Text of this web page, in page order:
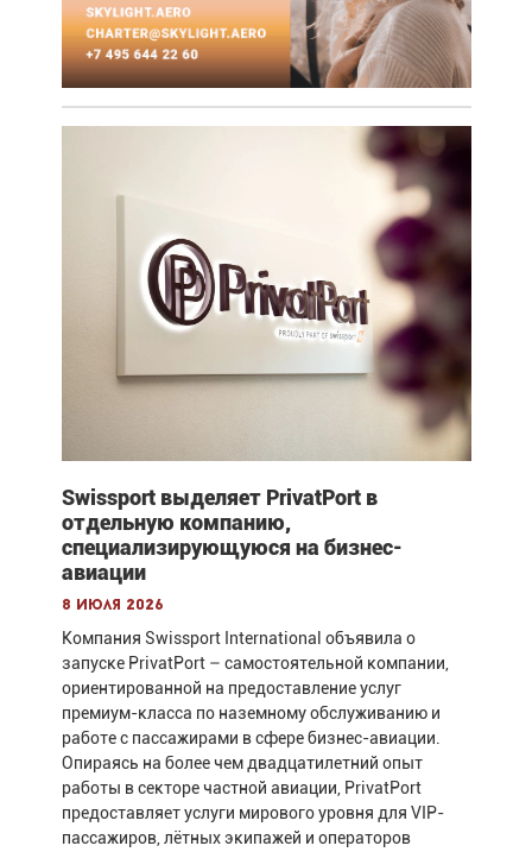
Swissport выделяет PrivatPort в
отдельную компанию,
специализирующуюся на бизнес-
авиации
8 июля 2026
Компания Swissport International объявила о
запуске PrivatPort – самостоятельной компании,
ориентированной на предоставление услуг
премиум-класса по наземному обслуживанию и
работе с пассажирами в сфере бизнес-авиации.
Опираясь на более чем двадцатилетний опыт
работы в секторе частной авиации, PrivatPort
предоставляет услуги мирового уровня для VIP-
пассажиров, лётных экипажей и операторов